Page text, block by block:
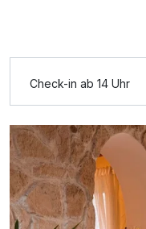
Für 7 Tage
Comfort
2 Erwachsene und 2
Check-in ab 14 Uhr